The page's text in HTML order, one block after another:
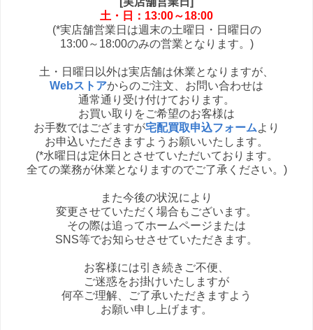
土・日：13:00～18:00
(*実店舗営業日は週末の土曜日・日曜日の
13:00～18:00のみの営業となります。)
土・日曜日以外は実店舗は休業となりますが、
Webストアからのご注文、お問い合わせは
通常通り受け付けております。
お買い取りをご希望のお客様は
お手数ではござますが宅配買取申込フォームより
お申込いただきますようお願いいたします。
(*水曜日は定休日とさせていただいております。
全ての業務が休業となりますのでご了承ください。)
また今後の状況により
変更させていただく場合もございます。
その際は追ってホームページまたは
SNS等でお知らせさせていただきます。
お客様には引き続きご不便、
ご迷惑をお掛けいたしますが
何卒ご理解、ご了承いただきますよう
お願い申し上げます。